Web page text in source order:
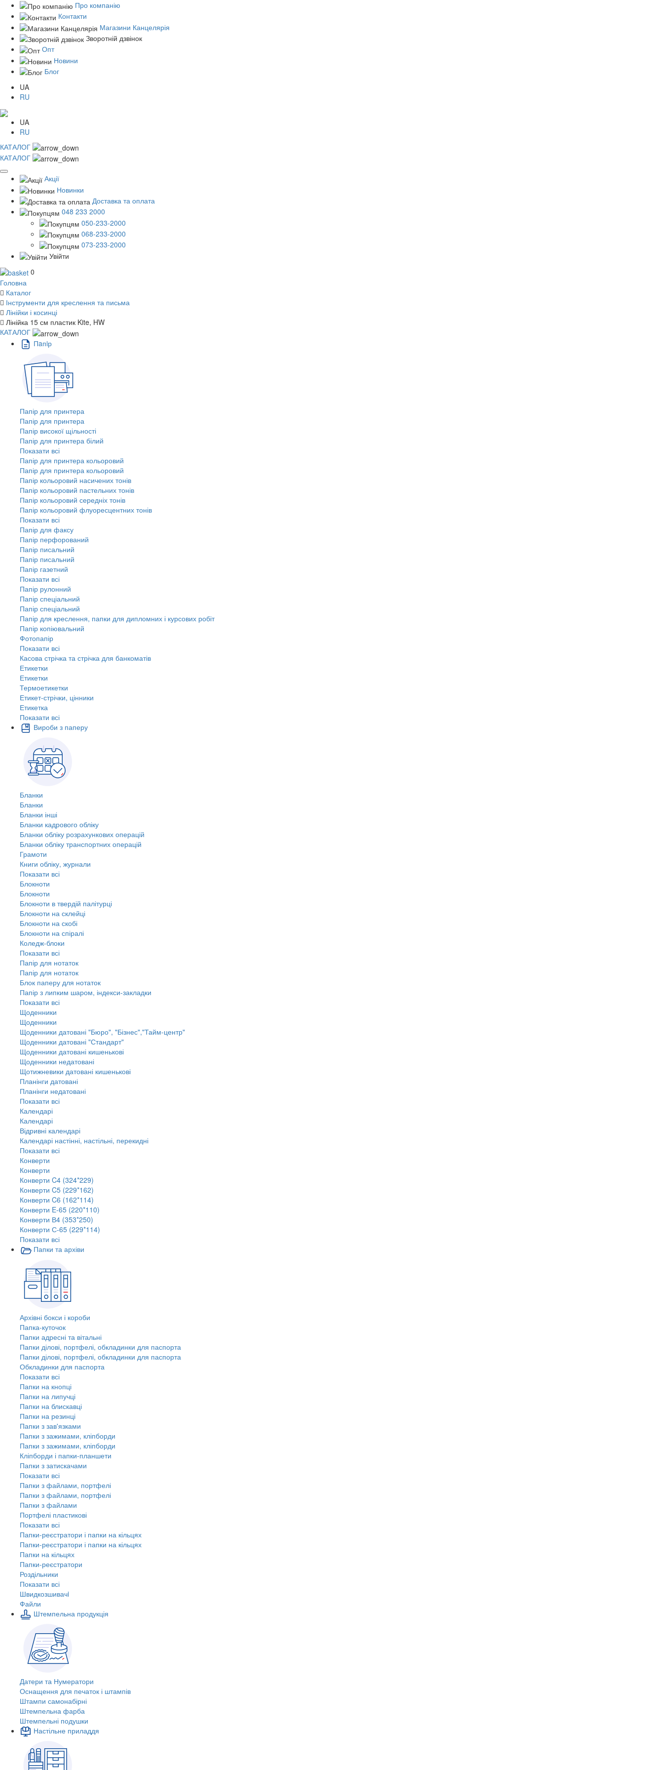
Про компанію
Контакти
Магазини Канцелярія
Зворотній дзвінок
Опт
Новини
Блог
UA
RU
UA
RU
КАТАЛОГ
КАТАЛОГ
Акції
Новинки
Доставка та оплата
048 233 2000
050-233-2000
068-233-2000
073-233-2000
Увійти
0
Головна
Каталог
Інструменти для креслення та письма
Лінійки і косинці
Лінійка 15 см пластик Kite, HW
КАТАЛОГ
Пaпiр
Папір для принтера
Папір для принтера
Папір високої щільності
Папір для принтера білий
Показати всі
Папір для принтера кольоровий
Папір для принтера кольоровий
Папір кольоровий насичених тонів
Папір кольоровий пастельних тонів
Папір кольоровий середніх тонів
Папір кольоровий флуоресцентних тонів
Показати всі
Папір для факсу
Папір перфорований
Папір писальний
Папір писальний
Папір газетний
Показати всі
Папір рулонний
Папір спеціальний
Папір спеціальний
Папір для креслення, папки для дипломних і курсових робіт
Папір копіювальний
Фотопапір
Показати всі
Касова стрічка та стрічка для банкоматів
Етикетки
Етикетки
Термоетикетки
Етикет-стрічки, цінники
Етикетка
Показати всі
Вироби з паперу
Бланки
Бланки
Бланки інші
Бланки кадрового обліку
Бланки обліку розрахункових операцій
Бланки обліку транспортних операцій
Грамоти
Книги обліку, журнали
Показати всі
Блокноти
Блокноти
Блокноти в твердій палітурці
Блокноти на склейці
Блокноти на скобі
Блокноти на спіралі
Коледж-блоки
Показати всі
Папір для нотаток
Папір для нотаток
Блок паперу для нотаток
Папір з липким шаром, індекси-закладки
Показати всі
Щоденники
Щоденники
Щоденники датовані "Бюро", "Бізнес","Тайм-центр"
Щоденники датовані "Стандарт"
Щоденники датовані кишенькові
Щоденники недатовані
Щотижневики датовані кишенькові
Планінги датовані
Планінги недатовані
Показати всі
Календарі
Календарі
Відривні календарі
Календарі настінні, настільні, перекидні
Показати всі
Конверти
Конверти
Конверти C4 (324*229)
Конверти C5 (229*162)
Конверти C6 (162*114)
Конверти E-65 (220*110)
Конверти В4 (353*250)
Конверти С-65 (229*114)
Показати всі
Папки та архіви
Архівні бокси і короби
Папка-куточок
Папки адресні та вітальні
Папки ділові, портфелі, обкладинки для паспорта
Папки ділові, портфелі, обкладинки для паспорта
Обкладинки для паспорта
Показати всі
Папки на кнопці
Папки на липучці
Папки на блискавці
Папки на резинці
Папки з зав'язками
Папки з зажимами, кліпборди
Папки з зажимами, кліпборди
Кліпборди і папки-планшети
Папки з затискачами
Показати всі
Папки з файлами, портфелі
Папки з файлами, портфелі
Папки з файлами
Портфелі пластикові
Показати всі
Папки-реєстратори і папки на кільцях
Папки-реєстратори і папки на кільцях
Папки на кільцях
Папки-реєстратори
Роздільники
Показати всі
Швидкозшивачi
Файли
Штемпельна продукція
Датери та Нумератори
Оснащення для печаток і штампів
Штампи самонабірні
Штемпельна фарба
Штемпельні подушки
Настільне приладдя